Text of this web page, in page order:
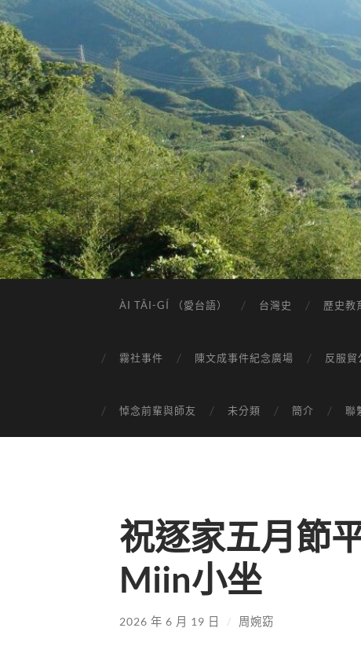
ÀI TÂI-GÍ （愛台語） 台灣史 歷史教
霧社事件 陳文成事件紀念廣場 反服貿
悼念前輩與師友 未分類 簡介 聯
祝逐家五月節
Miin小坐
2026 年 6 月 19 日 / 周婉窈